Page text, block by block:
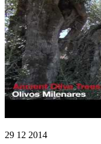
29 12 2014